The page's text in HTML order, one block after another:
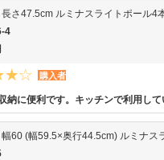
長さ47.5cm ルミナスライトポール4
4
購入者
納に便利です。キッチンで利用して
幅60 (幅59.5×奥行44.5cm) ルミナ